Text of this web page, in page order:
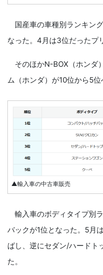
国産車の車種別ランキン
なった。4月は3位だったプ
そのほかN-BOX（ホンダ
ム（ホンダ）が10位から5位
▲輸入車の中古車販売
輸入車のボディタイプ別
バックが1位となった。5月
ばし、逆にセダン/ハードト
た。